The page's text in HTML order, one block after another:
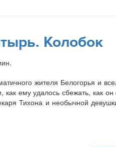
Колобок
жителя Белогорья и
как ему удалось сбежать, как
Тихона и необычной